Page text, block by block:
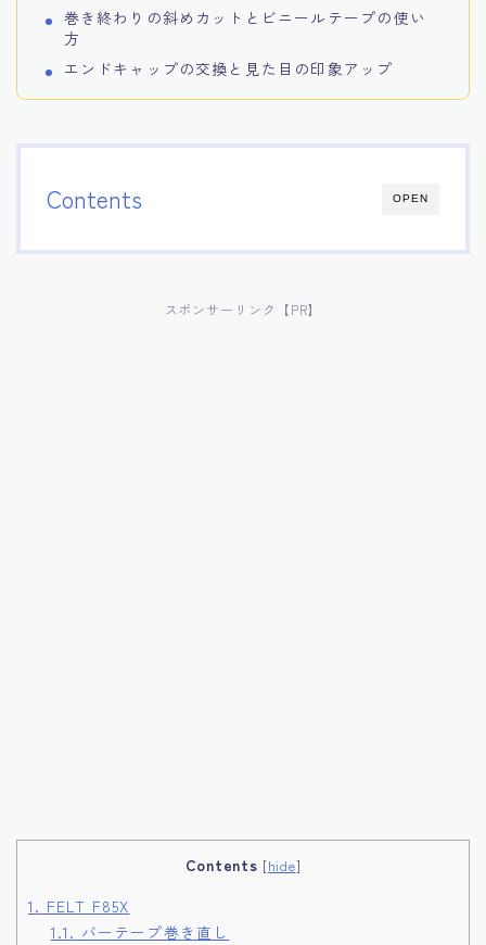
巻き終わりの斜めカットとビニールテープの使い
方
エンドキャップの交換と見た目の印象アップ
OPEN
Contents
スポンサーリンク【PR】
Contents [hide]
1. FELT F85X
1.1. バーテープ巻き直し